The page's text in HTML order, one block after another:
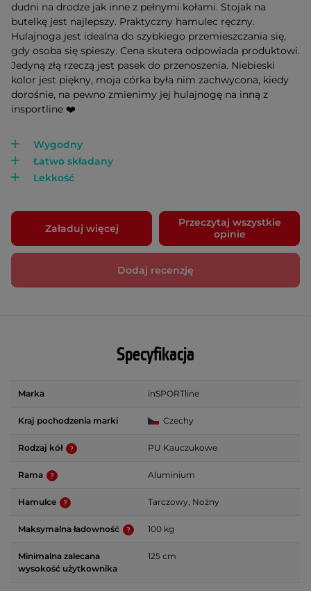
dudni na drodze jak inne z pełnymi kołami. Stojak na
butelkę jest najlepszy. Praktyczny hamulec ręczny.
Hulajnoga jest idealna do szybkiego przemieszczania się,
gdy osoba się spieszy. Cena skutera odpowiada produktowi.
Jedyną złą rzeczą jest pasek do przenoszenia. Niebieski
kolor jest piękny, moja córka była nim zachwycona, kiedy
dorośnie, na pewno zmienimy jej hulajnogę na inną z
insportline ❤️
Wygodny
Łatwo składany
Lekkość
Załaduj więcej
Przeczytaj wszystkie
opinie
Dodaj recenzję
Specyfikacja
Marka inSPORTline
Kraj pochodzenia marki Czechy
Rodzaj kół PU Kauczukowe
Rama Aluminium
Hamulce Tarczowy, Nożny
Maksymalna ładowność 100 kg
Minimalna zalecana
wysokość użytkownika
125 cm